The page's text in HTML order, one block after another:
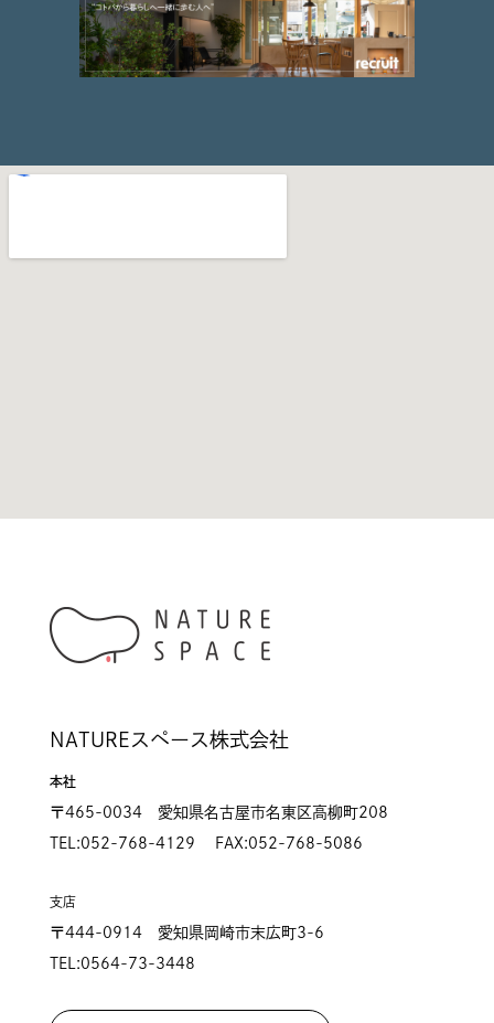
NATUREスペース株式会社
本社
〒465-0034 愛知県名古屋市名東区高柳町208
TEL:052-768-4129 FAX:052-768-5086
支店
〒444-0914 愛知県岡崎市末広町3-6
TEL:0564-73-3448